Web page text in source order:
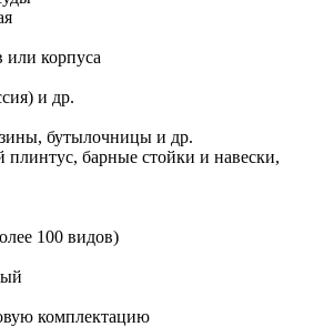
или корпуса
и др.
бутылочницы и др.
барные стойки и навески,
100 видов)
комплектацию